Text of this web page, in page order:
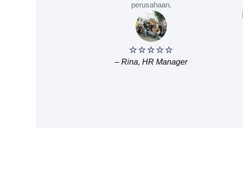
perusahaan.
⭐⭐⭐⭐⭐
– Rina, HR Manager